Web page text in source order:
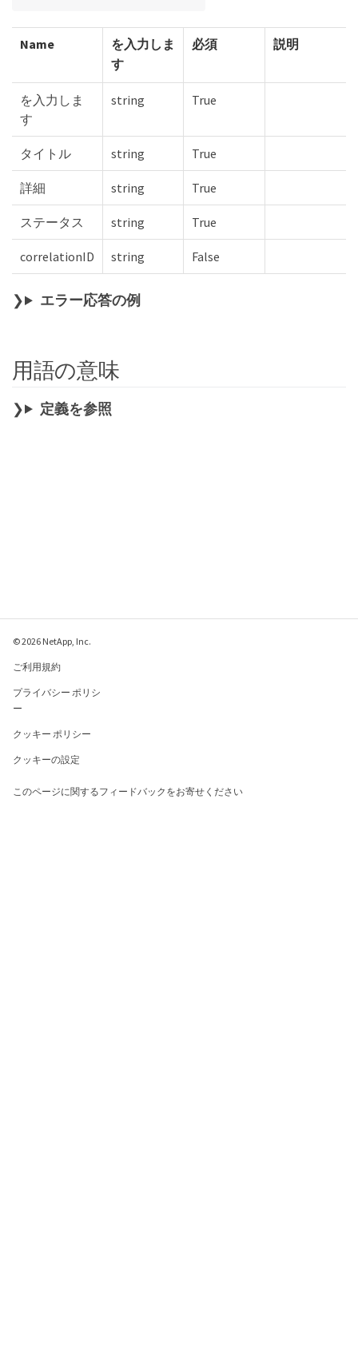
Name
を入力しま
す
必須 説明
を入力しま
す
string True
タイトル string True
詳細 string True
ステータス string True
correlationID string False
エラー応答の例
用語の意味
定義を参照
© 2026 NetApp, Inc.
ご利用規約
プライバシー ポリシ
ー
クッキー ポリシー
クッキーの設定
このページに関するフィードバックをお寄せください